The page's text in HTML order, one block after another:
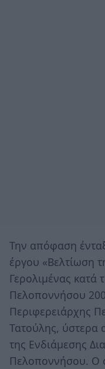
Την απόφαση
έργου «Βελτίωση
Γερολιμένας κατά
Πελοποννήσου
Περιφερειάρχης
Τατούλης, ύστερα
της Ενδιάμεσης
Πελοποννήσου. Ο